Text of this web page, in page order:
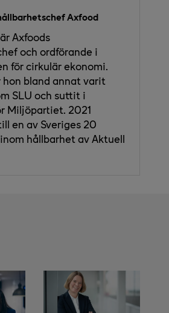
Axfood
Axfoods
och ordförande i
för cirkulär ekonomi.
hon bland annat varit
SLU och suttit i
Miljöpartiet. 2021
en av Sveriges 20
hållbarhet av Aktuell